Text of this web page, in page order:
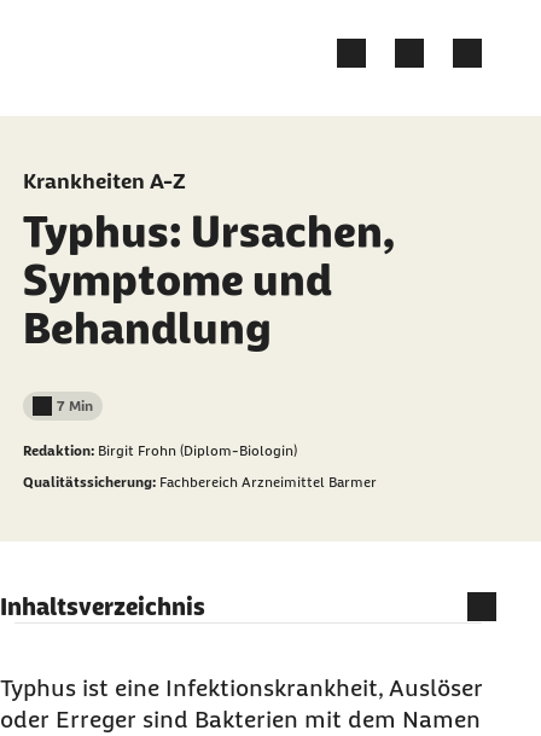
Krankheiten A-Z
Typhus: Ursachen,
Symptome und
Behandlung
Lesedauer weniger als
7 Min
Redaktion: Birgit Frohn (Diplom-Biologin)
Qualitätssicherung: Fachbereich Arzneimittel Barmer
Inhaltsverzeichnis
Wie wird Typhus übertragen?
Wie äußert sich Typhus?
Typhus ist eine Infektionskrankheit, Auslöser
oder Erreger sind Bakterien mit dem Namen